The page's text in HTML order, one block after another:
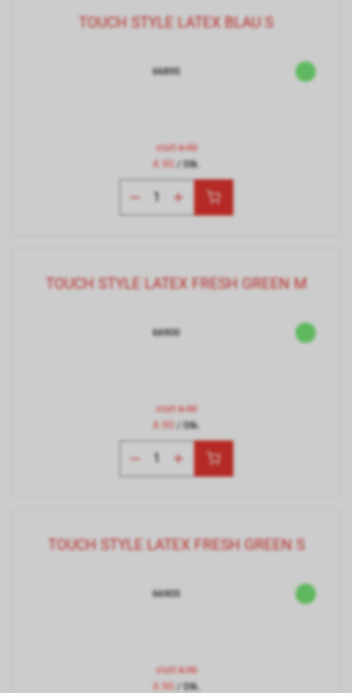
TOUCH STYLE LATEX BLAU S
66895
statt6.90
4.90 / Stk.
TOUCH STYLE LATEX FRESH GREEN M
66900
statt6.90
4.90 / Stk.
TOUCH STYLE LATEX FRESH GREEN S
66905
statt6.90
4.90 / Stk.